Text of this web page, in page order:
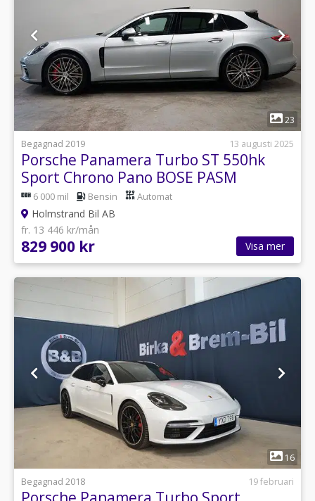
23
Begagnad 2019
13 augusti 2025
Porsche Panamera Turbo ST 550hk
Sport Chrono Pano BOSE PASM
6 000 mil Bensin Automat
Holmstrand Bil AB
fr. 13 446 kr/mån
829 900 kr Visa mer
1
16
Begagnad 2018
19 februari